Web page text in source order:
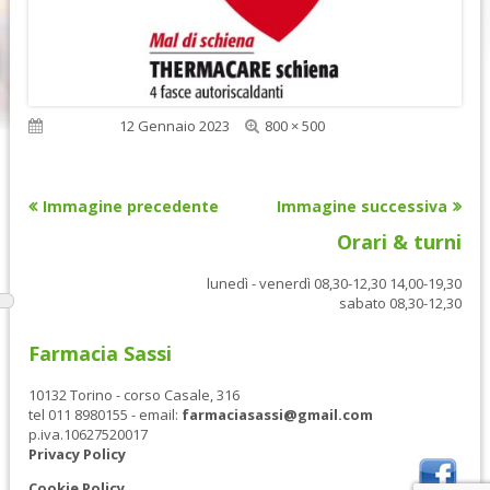
Pubblicato12 Gennaio 2023
Dimensione
800 × 500
Immagine precedente Immagine successiva
Orari & turni
lunedì - venerdì 08,30-12,30 14,00-19,30
sabato 08,30-12,30
Farmacia Sassi
10132 Torino - corso Casale, 316
tel 011 8980155 - email: farmaciasassi@gmail.com
p.iva.10627520017
Privacy Policy